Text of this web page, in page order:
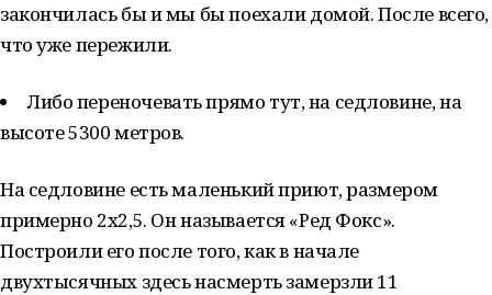
закончилась бы и мы бы поехали домой. После всего,
что уже пережили.
Либо переночевать прямо тут, на седловине, на
высоте 5300 метров.
На седловине есть маленький приют, размером
примерно 2х2,5. Он называется «Ред Фокс».
Построили его после того, как в начале
двухтысячных здесь насмерть замерзли 11